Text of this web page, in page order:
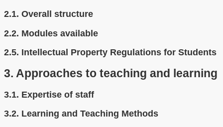
2.1. Overall structure
2.2. Modules available
2.5. Intellectual Property Regulations for Students
3. Approaches to teaching and learning
3.1. Expertise of staff
3.2. Learning and Teaching Methods